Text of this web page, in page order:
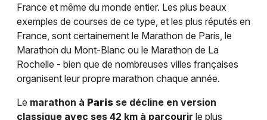
France et même du monde entier. Les plus beaux
exemples de courses de ce type, et les plus réputés en
France, sont certainement le Marathon de Paris, le
Marathon du Mont-Blanc ou le Marathon de La
Rochelle - bien que de nombreuses villes françaises
organisent leur propre marathon chaque année.
Le marathon à Paris se décline en version
classique avec ses 42 km à parcourir le plus